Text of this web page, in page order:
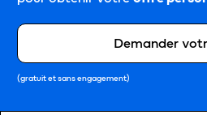
Demander
(gratuit et sans engagement)